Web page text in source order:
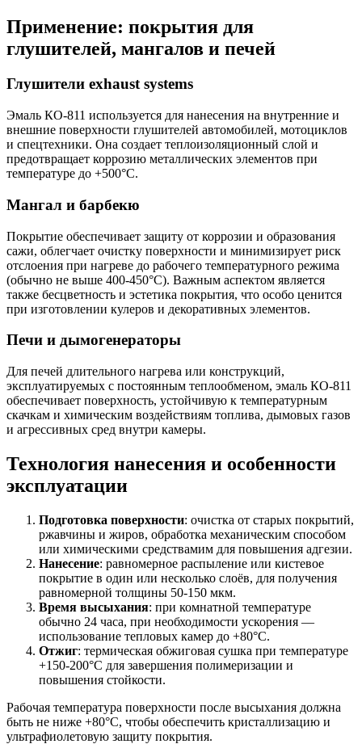
Применение: покрытия для
глушителей, мангалов и печей
Глушители exhaust systems
Эмаль КО-811 используется для нанесения на внутренние и
внешние поверхности глушителей автомобилей, мотоциклов
и спецтехники. Она создает теплоизоляционный слой и
предотвращает коррозию металлических элементов при
температуре до +500°C.
Мангал и барбекю
Покрытие обеспечивает защиту от коррозии и образования
сажи, облегчает очистку поверхности и минимизирует риск
отслоения при нагреве до рабочего температурного режима
(обычно не выше 400-450°C). Важным аспектом является
также бесцветность и эстетика покрытия, что особо ценится
при изготовлении кулеров и декоративных элементов.
Печи и дымогенераторы
Для печей длительного нагрева или конструкций,
эксплуатируемых с постоянным теплообменом, эмаль КО-811
обеспечивает поверхность, устойчивую к температурным
скачкам и химическим воздействиям топлива, дымовых газов
и агрессивных сред внутри камеры.
Технология нанесения и особенности
эксплуатации
Подготовка поверхности: очистка от старых покрытий,
ржавчины и жиров, обработка механическим способом
или химическими средствамим для повышения адгезии.
Нанесение: равномерное распыление или кистевое
покрытие в один или несколько слоёв, для получения
равномерной толщины 50-150 мкм.
Время высыхания: при комнатной температуре
обычно 24 часа, при необходимости ускорения —
использование тепловых камер до +80°C.
Отжиг: термическая обжиговая сушка при температуре
+150-200°C для завершения полимеризации и
повышения стойкости.
Рабочая температура поверхности после высыхания должна
быть не ниже +80°C, чтобы обеспечить кристаллизацию и
ультрафиолетовую защиту покрытия.